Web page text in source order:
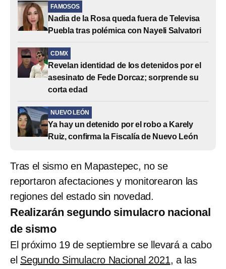
FAMOSOS
Nadia de la Rosa queda fuera de Televisa
Puebla tras polémica con Nayeli Salvatori
CDMX
Revelan identidad de los detenidos por el
asesinato de Fede Dorcaz; sorprende su
corta edad
NUEVO LEÓN
Ya hay un detenido por el robo a Karely
Ruiz, confirma la Fiscalía de Nuevo León
Tras el sismo en Mapastepec, no se
reportaron afectaciones y monitorearon las
regiones del estado sin novedad.
Realizarán segundo simulacro nacional
de sismo
El próximo 19 de septiembre se llevará a cabo
el Segundo Simulacro Nacional 2021, a las